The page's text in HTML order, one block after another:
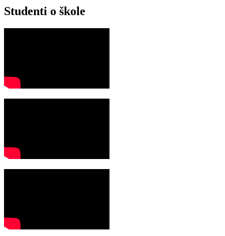
Studenti o škole